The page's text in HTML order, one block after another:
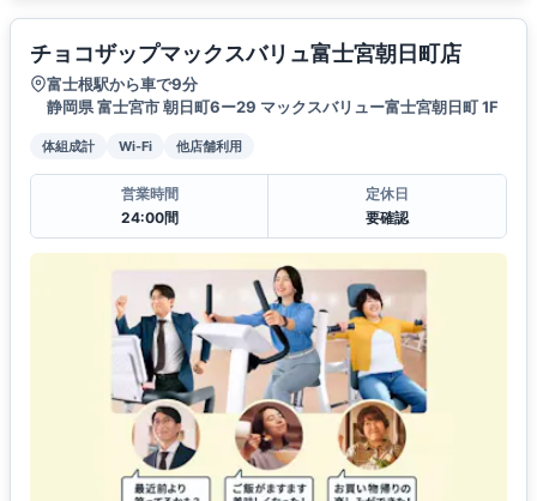
チョコザップマックスバリュ富士宮朝日町店
富士根駅から車で9分
静岡県 富士宮市 朝日町6ー29 マックスバリュー富士宮朝日町 1F
体組成計 Wi-Fi 他店舗利用
営業時間
24:00間
定休日
要確認